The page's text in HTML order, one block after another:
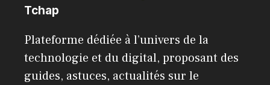
Tchap
Plateforme dédiée à l’univers de la
technologie et du digital, proposant des
guides, astuces, actualités sur le